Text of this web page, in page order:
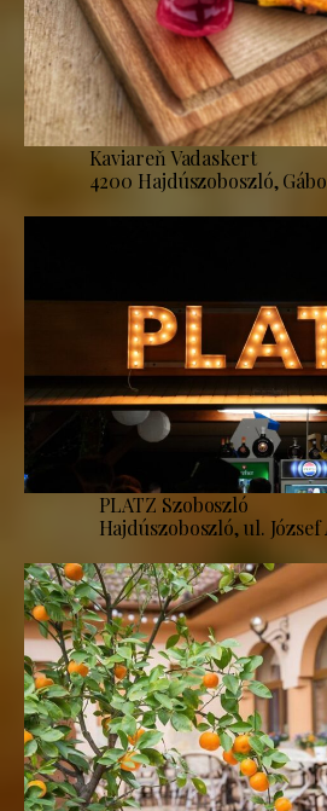
Kaviareň Vadaskert
4200 Hajdúszoboszló,
PLATZ Szoboszló
Hajdúszoboszló, ul.